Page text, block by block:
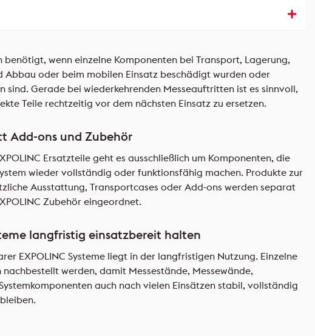
benötigt, wenn einzelne Komponenten bei Transport, Lagerung,
Abbau oder beim mobilen Einsatz beschädigt wurden oder
sind. Gerade bei wiederkehrenden Messeauftritten ist es sinnvoll,
Teile rechtzeitig vor dem nächsten Einsatz zu ersetzen.
Add-ons und Zubehör
Ersatzteile geht es ausschließlich um Komponenten, die
wieder vollständig oder funktionsfähig machen. Produkte zur
Ausstattung, Transportcases oder Add-ons werden separat
Zubehör eingeordnet.
langfristig einsatzbereit halten
EXPOLINC Systeme liegt in der langfristigen Nutzung. Einzelne
nachbestellt werden, damit Messestände, Messewände,
auch nach vielen Einsätzen stabil, vollständig